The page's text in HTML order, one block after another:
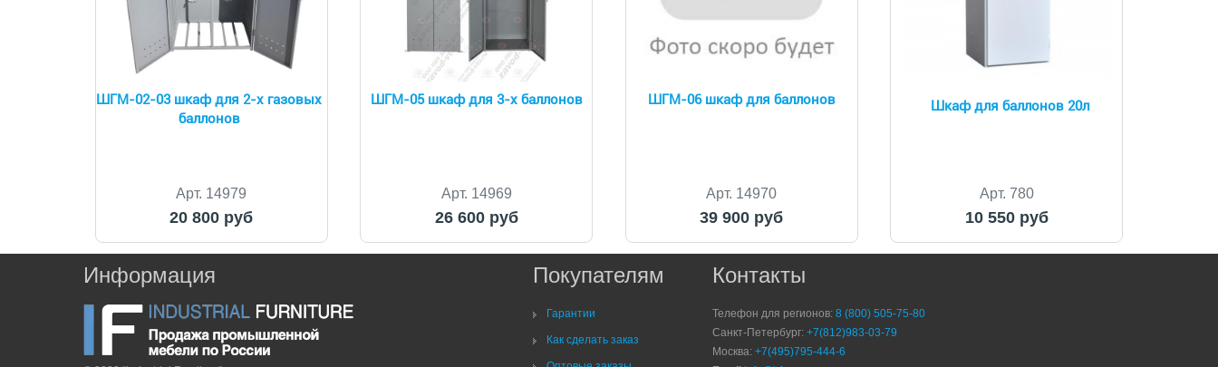
ШГМ-02-03 шкаф для 2-х газовых
баллонов
Арт. 14979
20 800 руб
ШГМ-05 шкаф для 3-х баллонов
Арт. 14969
26 600 руб
ШГМ-06 шкаф для баллонов
Арт. 14970
39 900 руб
Шкаф для баллонов 20л
Арт. 780
10 550 руб
Информация Покупателям
Гарантии
Как сделать заказ
Контакты
Телефон для регионов:8 (800) 505-75-80
Санкт-Петербург:+7(812)983-03-79
Москва:+7(495)795-444-6